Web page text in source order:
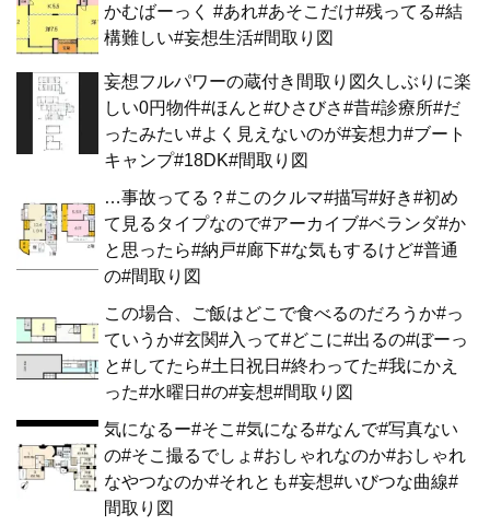
かむばーっく #あれ#あそこだけ#残ってる#結
構難しい#妄想生活#間取り図
妄想フルパワーの蔵付き間取り図久しぶりに楽
しい0円物件#ほんと#ひさびさ#昔#診療所#だ
ったみたい#よく見えないのが#妄想力#ブート
キャンプ#18DK#間取り図
…事故ってる？#このクルマ#描写#好き#初め
て見るタイプなので#アーカイブ#ベランダ#か
と思ったら#納戸#廊下#な気もするけど#普通
の#間取り図
この場合、ご飯はどこで食べるのだろうか#っ
ていうか#玄関#入って#どこに#出るの#ぼーっ
と#してたら#土日祝日#終わってた#我にかえ
った#水曜日#の#妄想#間取り図
気になるー#そこ#気になる#なんで#写真ない
の#そこ撮るでしょ#おしゃれなのか#おしゃれ
なやつなのか#それとも#妄想#いびつな曲線#
間取り図